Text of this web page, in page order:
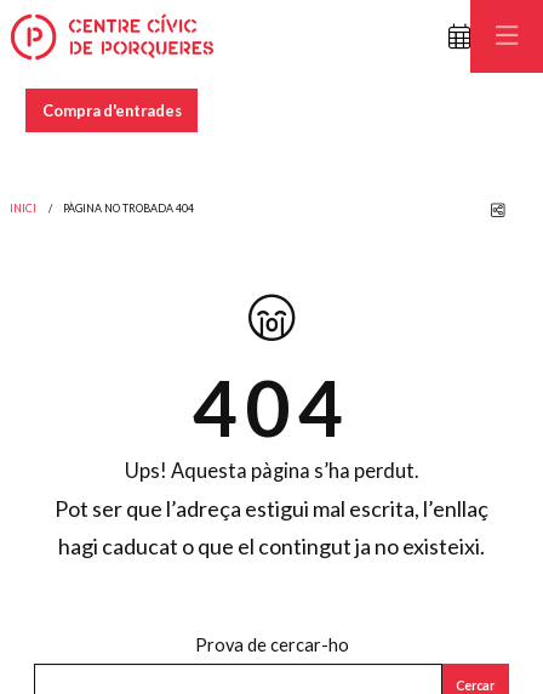
Compra d'entrades
INICI PÀGINA NO TROBADA 404
404
Ups! Aquesta pàgina s’ha perdut.
Pot ser que l’adreça estigui mal escrita, l’enllaç
hagi caducat o que el contingut ja no existeixi.
Prova de cercar-ho
Cercar